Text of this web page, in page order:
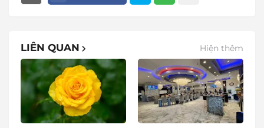
LIÊN QUAN Hiện thêm